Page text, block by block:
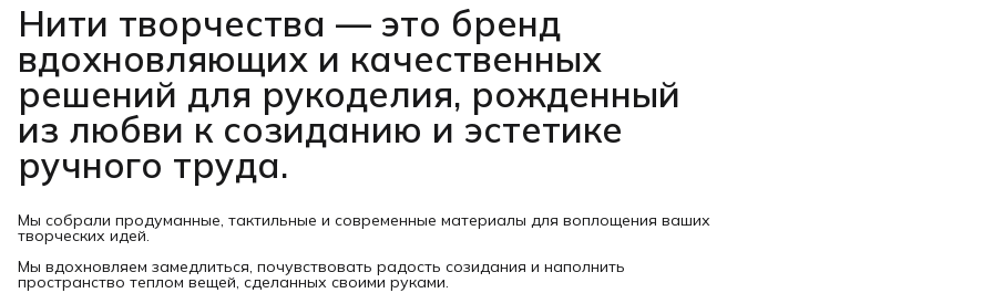
Нити творчества — это бренд
вдохновляющих и качественных
решений для рукоделия, рожденный
из любви к созиданию и эстетике
ручного труда.
Мы собрали продуманные, тактильные и современные материалы для воплощения ваших
творческих идей.
Мы вдохновляем замедлиться, почувствовать радость созидания и наполнить
пространство теплом вещей, сделанных своими руками.